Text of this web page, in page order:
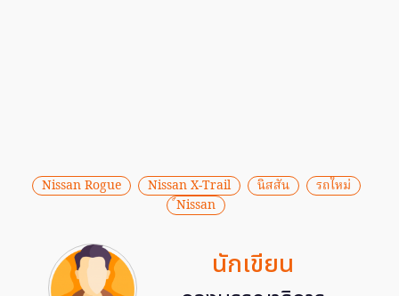
Nissan Rogue Nissan X-Trail นิสสัน
รถใหม่
์Nissan
นักเขียน